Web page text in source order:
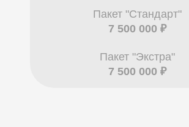
Пакет "Стандарт"
7 500 000 ₽
Пакет "Экстра"
7 500 000 ₽